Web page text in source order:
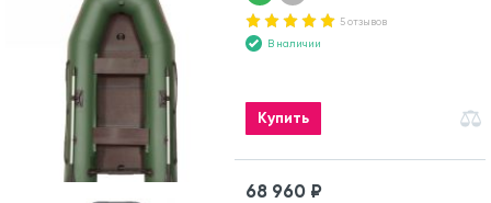
5 отзывов
В наличии
Купить
68 960 ₽